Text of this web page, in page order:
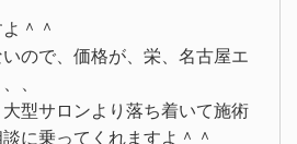
＾＾
ので、価格が、栄、名古屋エ
、
型サロンより落ち着いて施術
に乗ってくれますよ＾＾